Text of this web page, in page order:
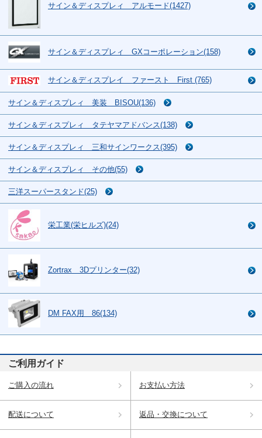
サイン＆ディスプレィ アルモード(1427)
サイン＆ディスプレィ GXコーポレーション(158)
サイン＆ディスプレイ ファースト First (765)
サイン＆ディスプレィ 美装 BISOU(136)
サイン＆ディスプレィ タテヤマアドバンス(138)
サイン＆ディスプレィ 三和サインワークス(395)
サイン＆ディスプレィ その他(55)
三洋スーパースタンド(25)
栄工業(栄ヒルズ)(24)
Zortrax 3Dプリンター(32)
DM FAX用 86(134)
ご利用ガイド
ご購入の流れ お支払い方法
配送について 返品・交換について